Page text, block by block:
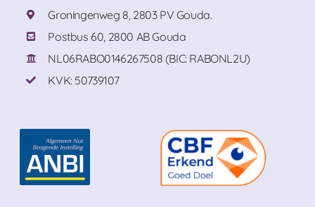
Groningenweg 8, 2803 PV Gouda.
Postbus 60, 2800 AB Gouda
NL06RABO0146267508 (BIC: RABONL2U)
KVK: 50739107